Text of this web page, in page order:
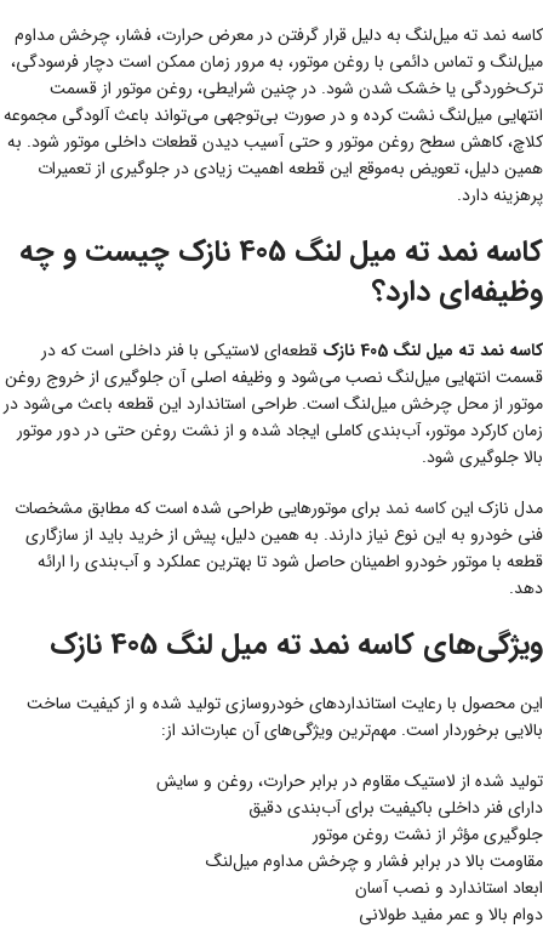
کاسه نمد ته میل‌لنگ به دلیل قرار گرفتن در معرض حرارت، فشار، چرخش مداوم
میل‌لنگ و تماس دائمی با روغن موتور، به مرور زمان ممکن است دچار فرسودگی،
ترک‌خوردگی یا خشک شدن شود. در چنین شرایطی، روغن موتور از قسمت
انتهایی میل‌لنگ نشت کرده و در صورت بی‌توجهی می‌تواند باعث آلودگی مجموعه
کلاچ، کاهش سطح روغن موتور و حتی آسیب دیدن قطعات داخلی موتور شود. به
همین دلیل، تعویض به‌موقع این قطعه اهمیت زیادی در جلوگیری از تعمیرات
پرهزینه دارد.
کاسه نمد ته میل لنگ 405 نازک چیست و چه
وظیفه‌ای دارد؟
کاسه نمد ته میل لنگ 405 نازک
قطعه‌ای لاستیکی با فنر داخلی است که در
قسمت انتهایی میل‌لنگ نصب می‌شود و وظیفه اصلی آن جلوگیری از خروج روغن
موتور از محل چرخش میل‌لنگ است. طراحی استاندارد این قطعه باعث می‌شود در
زمان کارکرد موتور، آب‌بندی کاملی ایجاد شده و از نشت روغن حتی در دور موتور
بالا جلوگیری شود.
مدل نازک اینکاسه نمد برای موتورهایی طراحی شده است که مطابق مشخصات
فنی خودرو به این نوع نیاز دارند. به همین دلیل، پیش از خرید باید از سازگاری
قطعه با موتور خودرو اطمینان حاصل شود تا بهترین عملکرد و آب‌بندی را ارائه
دهد.
ویژگی‌های کاسه نمد ته میل لنگ 405 نازک
این محصول با رعایت استانداردهای خودروسازی تولید شده و از کیفیت ساخت
بالایی برخوردار است. مهم‌ترین ویژگی‌های آن عبارت‌اند از:
تولید شده از لاستیک مقاوم در برابر حرارت، روغن و سایش
دارای فنر داخلی باکیفیت برای آب‌بندی دقیق
جلوگیری مؤثر از نشت روغن موتور
مقاومت بالا در برابر فشار و چرخش مداوم میل‌لنگ
ابعاد استاندارد و نصب آسان
دوام بالا و عمر مفید طولانی